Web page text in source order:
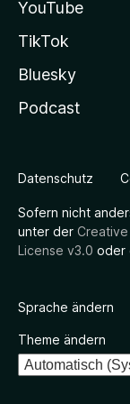
YouTube
TikTok
Bluesky
Podcast
Datenschutz
Sofern nicht
unter der
License v3.0 oder
Sprache ändern
Theme ändern